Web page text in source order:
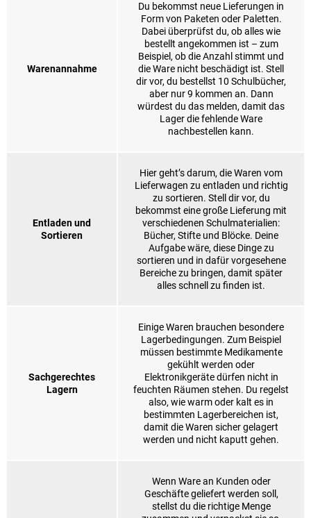
Warenannahme
Du bekommst neue Lieferungen in
Form von Paketen oder Paletten.
Dabei überprüfst du, ob alles wie
bestellt angekommen ist – zum
Beispiel, ob die Anzahl stimmt und
die Ware nicht beschädigt ist. Stell
dir vor, du bestellst 10 Schulbücher,
aber nur 9 kommen an. Dann
würdest du das melden, damit das
Lager die fehlende Ware
nachbestellen kann.
Entladen und
Sortieren
Hier geht’s darum, die Waren vom
Lieferwagen zu entladen und richtig
zu sortieren. Stell dir vor, du
bekommst eine große Lieferung mit
verschiedenen Schulmaterialien:
Bücher, Stifte und Blöcke. Deine
Aufgabe wäre, diese Dinge zu
sortieren und in dafür vorgesehene
Bereiche zu bringen, damit später
alles schnell zu finden ist.
Sachgerechtes
Lagern
Einige Waren brauchen besondere
Lagerbedingungen. Zum Beispiel
müssen bestimmte Medikamente
gekühlt werden oder
Elektronikgeräte dürfen nicht in
feuchten Räumen stehen. Du regelst
also, wie warm oder kalt es in
bestimmten Lagerbereichen ist,
damit die Waren sicher gelagert
werden und nicht kaputt gehen.
Wenn Ware an Kunden oder
Geschäfte geliefert werden soll,
stellst du die richtige Menge